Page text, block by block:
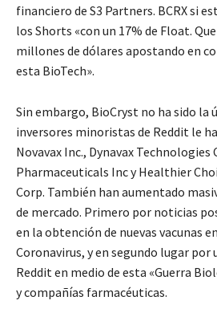
financiero de S3 Partners. BCRX si
los Shorts «con un 17% de Float.
millones de dólares apostando en
esta BioTech».
Sin embargo, BioCryst no ha sido la
inversores minoristas de Reddit le
Novavax Inc., Dynavax Technologies
Pharmaceuticals Inc y Healthier
Corp. También han aumentado
de mercado. Primero por noticias
en la obtención de nuevas vacunas
Coronavirus, y en segundo lugar
Reddit en medio de esta «Guerra
y compañías farmacéuticas.